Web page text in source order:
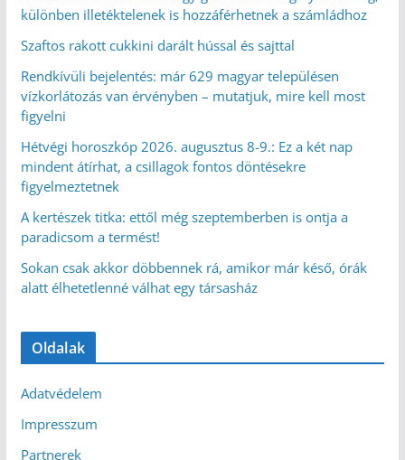
különben illetéktelenek is hozzáférhetnek a számládhoz
Szaftos rakott cukkini darált hússal és sajttal
Rendkívüli bejelentés: már 629 magyar településen
vízkorlátozás van érvényben – mutatjuk, mire kell most
figyelni
Hétvégi horoszkóp 2026. augusztus 8-9.: Ez a két nap
mindent átírhat, a csillagok fontos döntésekre
figyelmeztetnek
A kertészek titka: ettől még szeptemberben is ontja a
paradicsom a termést!
Sokan csak akkor döbbennek rá, amikor már késő, órák
alatt élhetetlenné válhat egy társasház
Oldalak
Adatvédelem
Impresszum
Partnerek